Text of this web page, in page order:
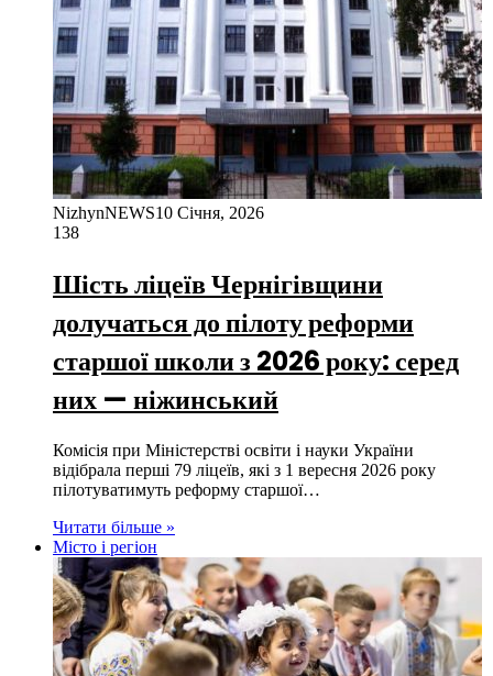
NizhynNEWS10 Січня, 2026
138
Шість ліцеїв Чернігівщини
долучаться до пілоту реформи
старшої школи з 2026 року: серед
них — ніжинський
Комісія при Міністерстві освіти і науки України
відібрала перші 79 ліцеїв, які з 1 вересня 2026 року
пілотуватимуть реформу старшої…
Читати більше »
Місто і регіон